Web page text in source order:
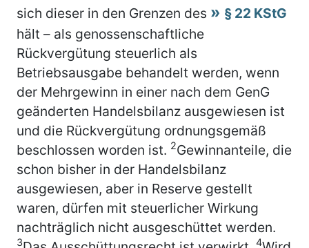
sich dieser in den Grenzen des
§ 22 KStG
hält – als genossenschaftliche
Rückvergütung steuerlich als
Betriebsausgabe behandelt werden, wenn
der Mehrgewinn in einer nach dem GenG
geänderten Handelsbilanz ausgewiesen ist
und die Rückvergütung ordnungsgemäß
beschlossen worden ist. 2Gewinnanteile, die
schon bisher in der Handelsbilanz
ausgewiesen, aber in Reserve gestellt
waren, dürfen mit steuerlicher Wirkung
nachträglich nicht ausgeschüttet werden.
3 4